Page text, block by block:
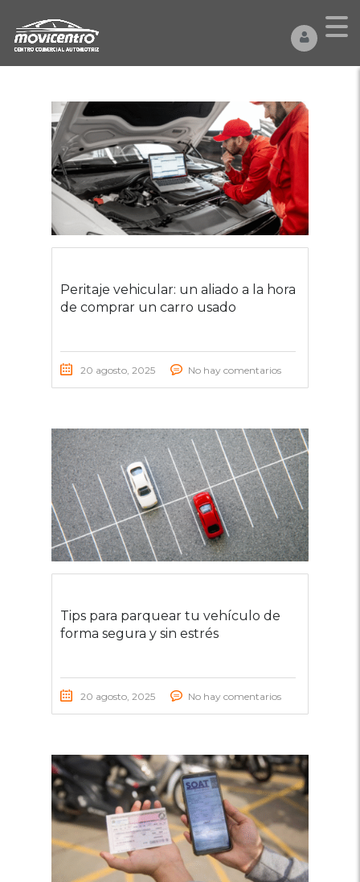
Peritaje vehicular: un aliado a la hora
de comprar un carro usado
20 agosto, 2025 No hay comentarios
Tips para parquear tu vehículo de
forma segura y sin estrés
20 agosto, 2025 No hay comentarios